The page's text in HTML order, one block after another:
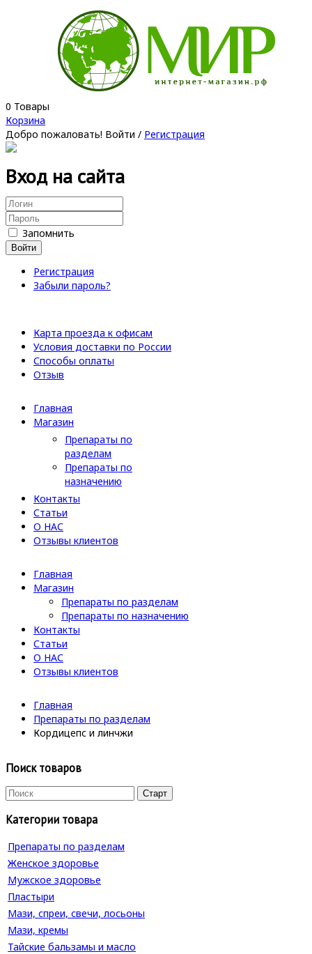
0 Товары
Корзина
Добро пожаловать! Войти / Регистрация
Вход на сайта
Запомнить
Войти
Регистрация
Забыли пароль?
Карта проезда к офисам
Условия доставки по России
Способы оплаты
Отзыв
Главная
Магазин
Препараты по
разделам
Препараты по
назначению
Контакты
Статьи
О НАС
Отзывы клиентов
Главная
Магазин
Препараты по разделам
Препараты по назначению
Контакты
Статьи
О НАС
Отзывы клиентов
Главная
Препараты по разделам
Кордицепс и линчжи
Поиск товаров
Категории товара
Препараты по разделам
Женское здоровье
Мужское здоровье
Пластыри
Мази, спреи, свечи, лосьоны
Мази, кремы
Тайские бальзамы и масло